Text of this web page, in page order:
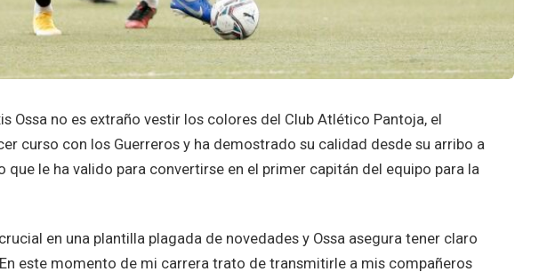
Ossa no es extraño vestir los colores del Club Atlético Pantoja, el
curso con los Guerreros y ha demostrado su calidad desde su arribo a
que le ha valido para convertirse en el primer capitán del equipo para la
en una plantilla plagada de novedades y Ossa asegura tener claro
este momento de mi carrera trato de transmitirle a mis compañeros